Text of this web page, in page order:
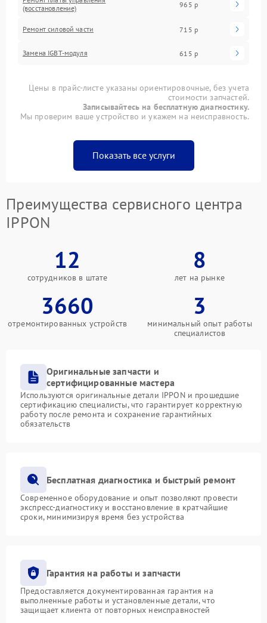
(восстановление)
965 р
Ремонт силовой части 715 р
Замена IGBT-модуля 615 р
Цены в прайс-листе указаны ориентировочные, без учета
стоимости запчастей.
Записывайтесь на бесплатную диагностику.
Мы проверим ваше устройство и укажем на неисправность.
Показать все услуги
Преимущества сервисного центра
IPPON
12
сотрудников в штате
8
лет на рынке
3660
отремонтированных устройств
3
минимальный опыт работы
специалистов
Оригинальные запчасти и
сертифицированные мастера
Используются оригинальные детали IPPON и прошедшие
сертификацию специалисты, что гарантирует корректную
работу после ремонта и сохранение гарантийных
обязательств
Бесплатная диагностика и быстрый ремонт
Современное оборудование и опыт позволяют провести
экспресс-диагностику и восстановление в кратчайшие
сроки, минимизируя время без устройства
Гарантия на работы и запчасти
Предоставляется документированная гарантия на
выполненные работы и установленные детали, что
защищает клиента от повторных неисправностей